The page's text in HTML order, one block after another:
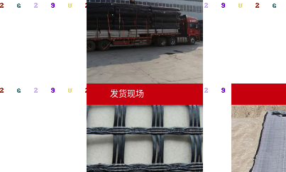
发货现场